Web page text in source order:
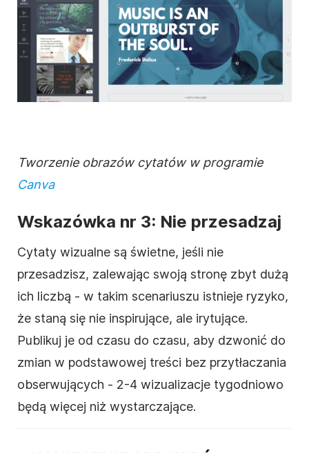
Tworzenie obrazów cytatów w programie
Canva
Wskazówka nr 3: Nie przesadzaj
Cytaty wizualne są świetne, jeśli nie
przesadzisz, zalewając swoją stronę zbyt dużą
ich liczbą - w takim scenariuszu istnieje ryzyko,
że staną się nie inspirujące, ale irytujące.
Publikuj je od czasu do czasu, aby dzwonić do
zmian w podstawowej treści bez przytłaczania
obserwujących - 2-4 wizualizacje tygodniowo
będą więcej niż wystarczające.